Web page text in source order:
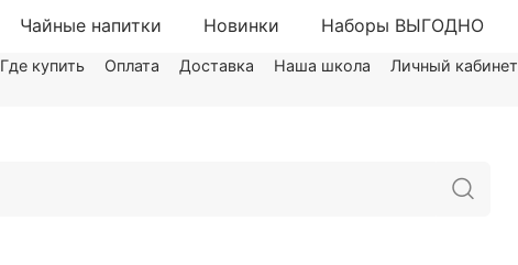
Чайные напитки Новинки Наборы ВЫГОДНО
Где купить Оплата Доставка Наша школа Личный кабинет